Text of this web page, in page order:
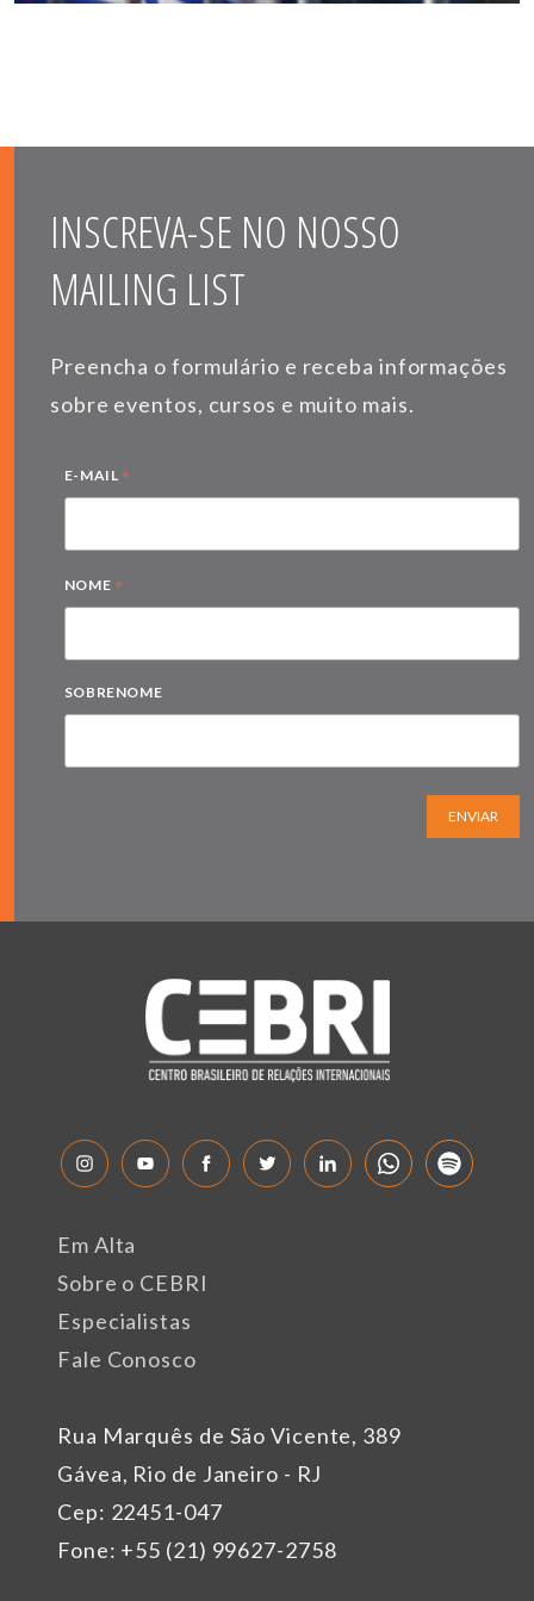
INSCREVA-SE NO NOSSO
MAILING LIST
Preencha o formulário e receba informações
sobre eventos, cursos e muito mais.
E-MAIL *
NOME *
SOBRENOME
ENVIAR
Rua Marquês de São Vicente, 389
Gávea, Rio de Janeiro - RJ
Cep: 22451-047
Fone: +55 (21) 99627-2758
Em Alta
Sobre o CEBRI
Especialistas
Fale Conosco